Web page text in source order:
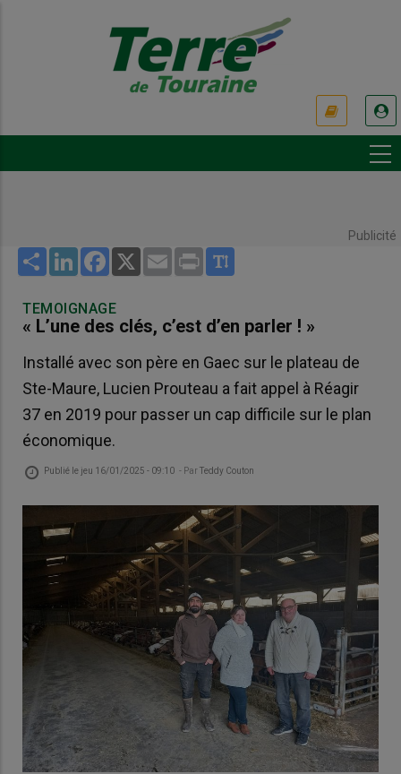
Publicité
Share LinkedInFacebook
X Email Print
TEMOIGNAGE
« L’une des clés, c’est d’en parler ! »
Installé avec son père en Gaec sur le plateau de
Ste-Maure, Lucien Prouteau a fait appel à Réagir
37 en 2019 pour passer un cap difficile sur le plan
économique.
Publié le jeu 16/01/2025 - 09:10 - ParTeddy Couton